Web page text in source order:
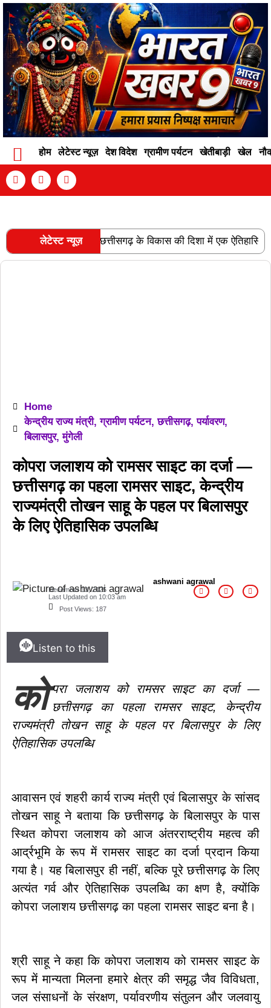
होम लेटेस्ट न्यूज़ देश विदेश ग्रामीण पर्यटन खेतीबाड़ी खेल
लेटेस्ट न्यूज़
लाइन की स्वीकृति छत्तीसगढ़ के विकास की दिशा में एक ऐतिहासिक
RECENT POSTS
Home
केन्द्रीय राज्य मंत्री,ग्रामीण पर्यटन,छत्तीसगढ़,पर्यावरण,
बिलासपुर,मुंगेली
कोपरा जलाशय को रामसर साइट का दर्जा —
छत्तीसगढ़ का पहला रामसर साइट, केन्द्रीय
राज्यमंत्री तोखन साहू के पहल पर बिलासपुर
के लिए ऐतिहासिक उपलब्धि
ashwani agrawal
December 13, 2025
Last Updated on 10:03 am
Post Views: 187
Listen to this
को परा जलाशय को रामसर साइट का दर्जा —
छत्तीसगढ़ का पहला रामसर साइट, केन्द्रीय
राज्यमंत्री तोखन साहू के पहल पर बिलासपुर के लिए
ऐतिहासिक उपलब्धि
आवासन एवं शहरी कार्य राज्य मंत्री एवं बिलासपुर के सांसद
तोखन साहू ने बताया कि छत्तीसगढ़ के बिलासपुर के पास
स्थित कोपरा जलाशय को आज अंतरराष्ट्रीय महत्व की
आर्द्रभूमि के रूप में रामसर साइट का दर्जा प्रदान किया
गया है। यह बिलासपुर ही नहीं, बल्कि पूरे छत्तीसगढ़ के लिए
अत्यंत गर्व और ऐतिहासिक उपलब्धि का क्षण है, क्योंकि
कोपरा जलाशय छत्तीसगढ़ का पहला रामसर साइट बना है।
श्री साहू ने कहा कि कोपरा जलाशय को रामसर साइट के
रूप में मान्यता मिलना हमारे क्षेत्र की समृद्ध जैव विविधता,
जल संसाधनों के संरक्षण, पर्यावरणीय संतुलन और जलवायु